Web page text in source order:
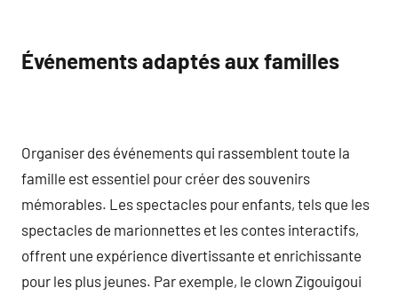
Événements adaptés aux familles
Organiser des événements qui rassemblent toute la
famille est essentiel pour créer des souvenirs
mémorables. Les spectacles pour enfants, tels que les
spectacles de marionnettes et les contes interactifs,
offrent une expérience divertissante et enrichissante
pour les plus jeunes. Par exemple, le clown Zigouigoui